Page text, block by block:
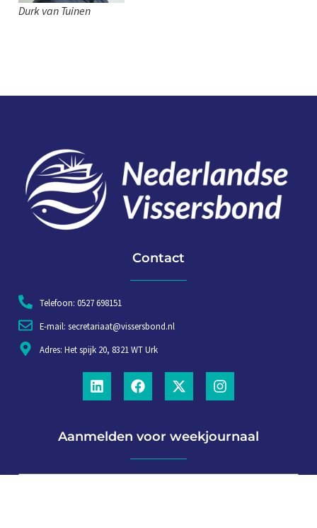
Durk van Tuinen
Contact
Telefoon: 0527 698151
E-mail: secretariaat@vissersbond.nl
Adres: Het spijk 20, 8321 WT Urk
Aanmelden voor weekjournaal